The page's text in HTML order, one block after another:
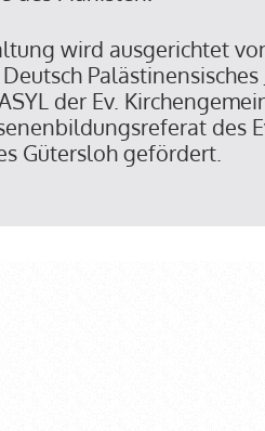
wird ausgerichtet
der Ev.
des
Gütersloh gefördert.